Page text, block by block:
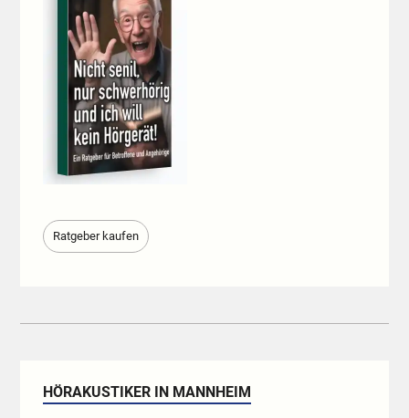
Ratgeber kaufen
HÖRAKUSTIKER IN MANNHEIM